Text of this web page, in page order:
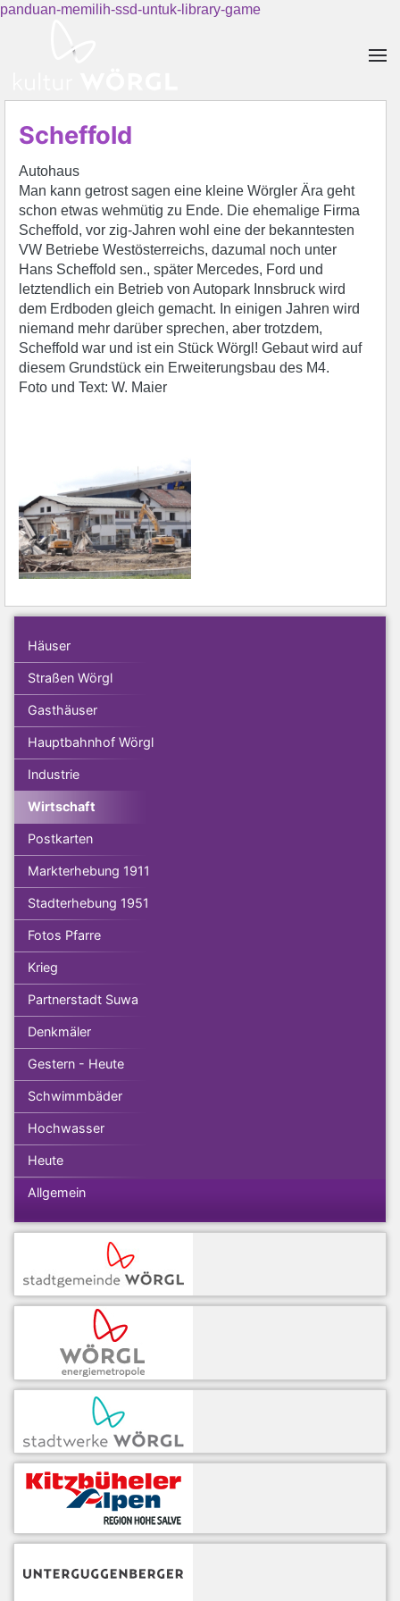
panduan-memilih-ssd-untuk-library-game
Scheffold
Autohaus
Man kann getrost sagen eine kleine Wörgler Ära geht
schon etwas wehmütig zu Ende. Die ehemalige Firma
Scheffold, vor zig-Jahren wohl eine der bekanntesten
VW Betriebe Westösterreichs, dazumal noch unter
Hans Scheffold sen., später Mercedes, Ford und
letztendlich ein Betrieb von Autopark Innsbruck wird
dem Erdboden gleich gemacht. In einigen Jahren wird
niemand mehr darüber sprechen, aber trotzdem,
Scheffold war und ist ein Stück Wörgl! Gebaut wird auf
diesem Grundstück ein Erweiterungsbau des M4.
Foto und Text: W. Maier
Häuser
Straßen Wörgl
Gasthäuser
Hauptbahnhof Wörgl
Industrie
Wirtschaft
Postkarten
Markterhebung 1911
Stadterhebung 1951
Fotos Pfarre
Krieg
Partnerstadt Suwa
Denkmäler
Gestern - Heute
Schwimmbäder
Hochwasser
Heute
Allgemein